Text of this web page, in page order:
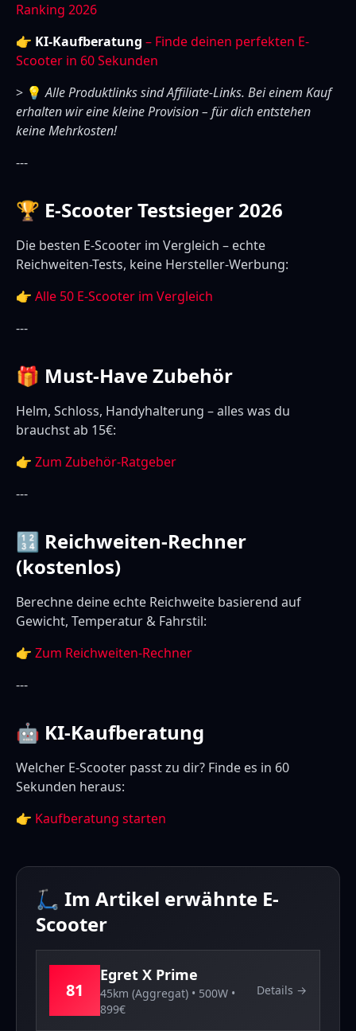
Ranking 2026
👉 KI-Kaufberatung – Finde deinen perfekten E-
Scooter in 60 Sekunden
> 💡Alle Produktlinks sind Affiliate-Links. Bei einem Kauf
erhalten wir eine kleine Provision – für dich entstehen
keine Mehrkosten!
---
🏆 E-Scooter Testsieger 2026
Die besten E-Scooter im Vergleich – echte
Reichweiten-Tests, keine Hersteller-Werbung:
👉 Alle 50 E-Scooter im Vergleich
---
🎁 Must-Have Zubehör
Helm, Schloss, Handyhalterung – alles was du
brauchst ab 15€:
👉 Zum Zubehör-Ratgeber
---
🔢 Reichweiten-Rechner
(kostenlos)
Berechne deine echte Reichweite basierend auf
Gewicht, Temperatur & Fahrstil:
👉 Zum Reichweiten-Rechner
---
🤖 KI-Kaufberatung
Welcher E-Scooter passt zu dir? Finde es in 60
Sekunden heraus:
👉 Kaufberatung starten
🛴 Im Artikel erwähnte E-
Scooter
81
Egret X Prime
45km (Aggregat) • 500W •
899€
Details →